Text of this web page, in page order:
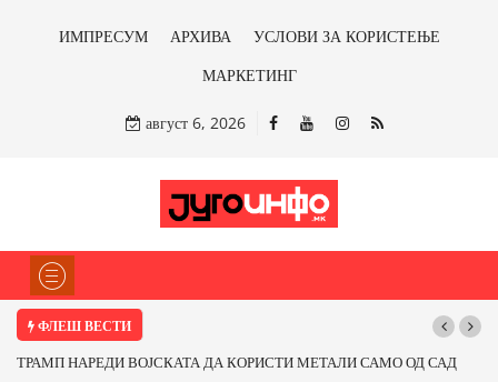
ИМПРЕСУМ АРХИВА
УСЛОВИ ЗА КОРИСТЕЊЕ
МАРКЕТИНГ
август 6, 2026
ФЛЕШ ВЕСТИ
САМО ОД САД
Почнува реконструкцијата на улицата „5-ти